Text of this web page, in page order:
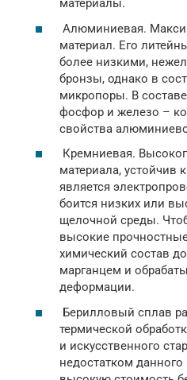
материалы.
Алюминиевая.
материал. Его
более низкими,
бронзы, однако в
микропоры. В
фосфор и железо –
свойства
Кремниевая.
материала, устойчив
является
боится низких или
щелочной среды.
высокие
химический состав
марганцем и
деформации.
Берилловый сплав
термической
и искусственного
недостатком